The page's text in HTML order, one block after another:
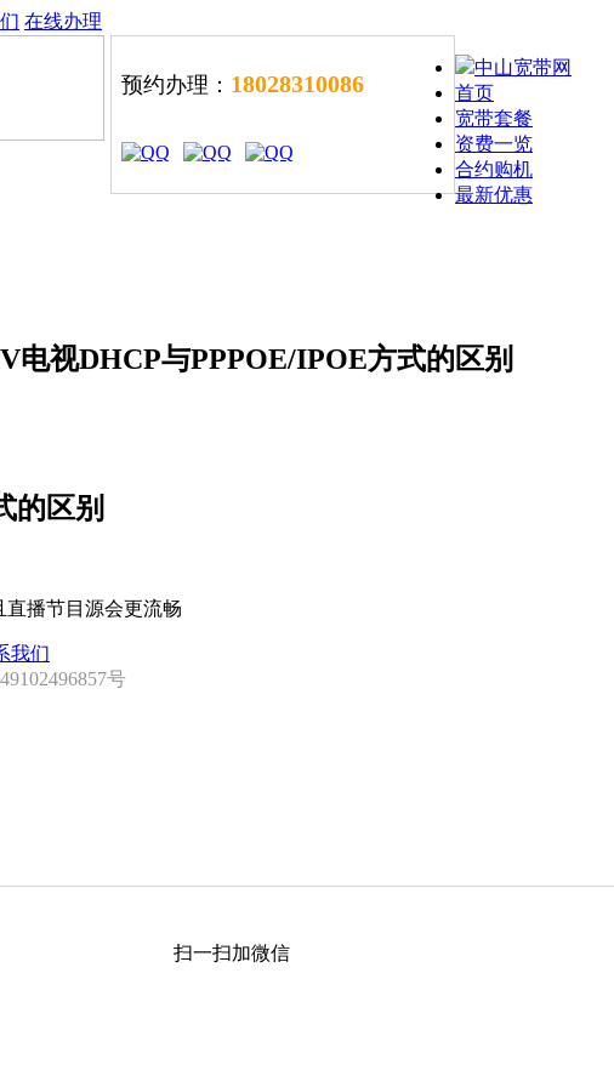
在线办理
预约办理： 18028310086
中山宽带网
首页
宽带套餐
资费一览
合约购机
最新优惠
电视DHCP与PPPOE/IPOE方式的区别
的区别
直播节目源会更流畅
我们
号
扫一扫加微信